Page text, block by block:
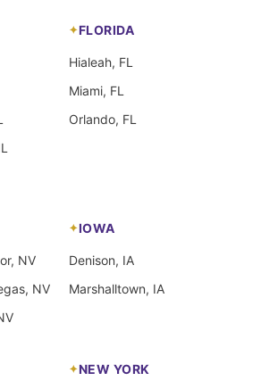
FLORIDA
Hialeah, FL
Miami, FL
Orlando, FL
NV
NV
IOWA
Denison, IA
Marshalltown, IA
NEW YORK